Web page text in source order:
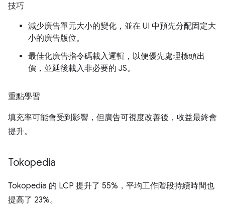
技巧
減少廣告單元大小的變化，並在 UI 中預先分配固定大
小的廣告版位。
最佳化廣告指令碼載入邏輯，以便優先處理標頭出
價，並延後載入非必要的 JS。
重點學習
填充率可能會受到影響，但廣告可視度改善後，收益最終會
提升。
Tokopedia
Tokopedia 的 LCP 提升了 55%，平均工作階段持續時間也
提高了 23%。